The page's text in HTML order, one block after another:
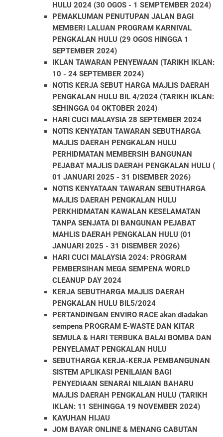
HULU 2024 (30 OGOS - 1 SEMPTEMBER 2024)
PEMAKLUMAN PENUTUPAN JALAN BAGI
MEMBERI LALUAN PROGRAM KARNIVAL
PENGKALAN HULU (29 OGOS HINGGA 1
SEPTEMBER 2024)
IKLAN TAWARAN PENYEWAAN (TARIKH IKLAN:
10 - 24 SEPTEMBER 2024)
NOTIS KERJA SEBUT HARGA MAJLIS DAERAH
PENGKALAN HULU BIL 4/2024 (TARIKH IKLAN:
SEHINGGA 04 OKTOBER 2024)
HARI CUCI MALAYSIA 28 SEPTEMBER 2024
NOTIS KENYATAN TAWARAN SEBUTHARGA
MAJLIS DAERAH PENGKALAN HULU
PERHIDMATAN MEMBERSIH BANGUNAN
PEJABAT MAJLIS DAERAH PENGKALAN HULU (
01 JANUARI 2025 - 31 DISEMBER 2026)
NOTIS KENYATAAN TAWARAN SEBUTHARGA
MAJLIS DAERAH PENGKALAN HULU
PERKHIDMATAN KAWALAN KESELAMATAN
TANPA SENJATA DI BANGUNAN PEJABAT
MAHLIS DAERAH PENGKALAN HULU (01
JANUARI 2025 - 31 DISEMBER 2026)
HARI CUCI MALAYSIA 2024: PROGRAM
PEMBERSIHAN MEGA SEMPENA WORLD
CLEANUP DAY 2024
KERJA SEBUTHARGA MAJLIS DAERAH
PENGKALAN HULU BIL5/2024
PERTANDINGAN ENVIRO RACE akan diadakan
sempena PROGRAM E-WASTE DAN KITAR
SEMULA & HARI TERBUKA BALAI BOMBA DAN
PENYELAMAT PENGKALAN HULU
SEBUTHARGA KERJA-KERJA PEMBANGUNAN
SISTEM APLIKASI PENILAIAN BAGI
PENYEDIAAN SENARAI NILAIAN BAHARU
MAJLIS DAERAH PENGKALAN HULU (TARIKH
IKLAN: 11 SEHINGGA 19 NOVEMBER 2024)
KAYUHAN HIJAU
JOM BAYAR ONLINE & MENANG CABUTAN